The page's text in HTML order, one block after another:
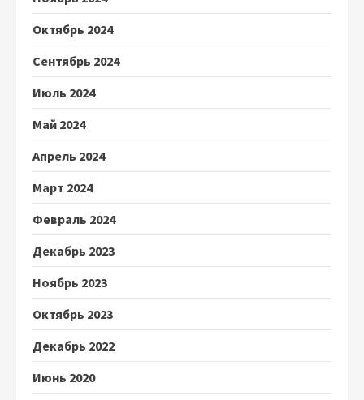
Октябрь 2024
Сентябрь 2024
Июль 2024
Май 2024
Апрель 2024
Март 2024
Февраль 2024
Декабрь 2023
Ноябрь 2023
Октябрь 2023
Декабрь 2022
Июнь 2020